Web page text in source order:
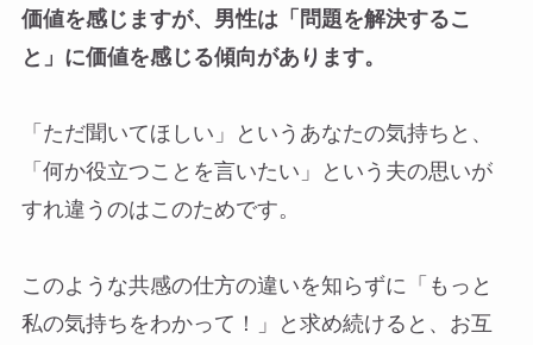
価値を感じますが、男性は「問題を解決するこ
と」に価値を感じる傾向があります。
「ただ聞いてほしい」というあなたの気持ちと、
「何か役立つことを言いたい」という夫の思いが
すれ違うのはこのためです。
このような共感の仕方の違いを知らずに「もっと
私の気持ちをわかって！」と求め続けると、お互